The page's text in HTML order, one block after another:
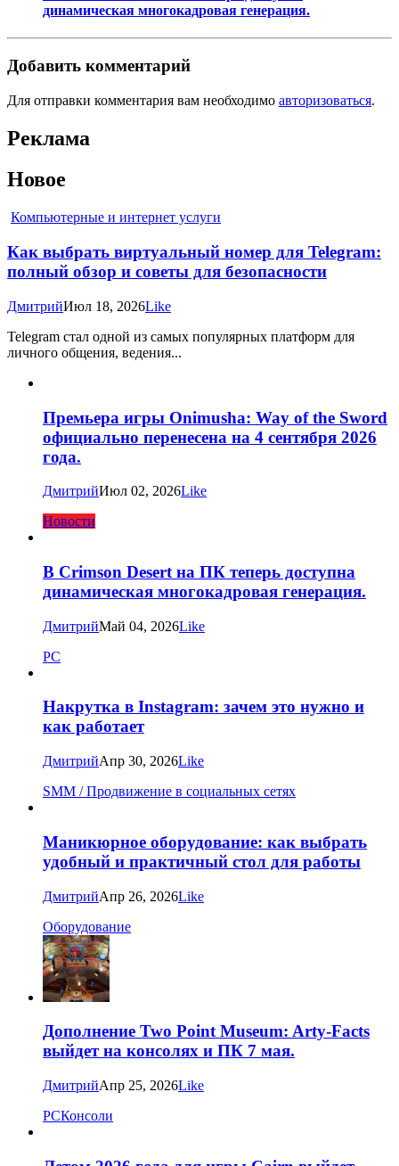
динамическая многокадровая генерация.
Добавить комментарий
Для отправки комментария вам необходимо авторизоваться.
Реклама
Новое
Компьютерные и интернет услуги
Как выбрать виртуальный номер для Telegram:
полный обзор и советы для безопасности
ДмитрийИюл 18, 2026Like
Telegram стал одной из самых популярных платформ для
личного общения, ведения...
Премьера игры Onimusha: Way of the Sword
официально перенесена на 4 сентября 2026
года.
ДмитрийИюл 02, 2026Like
Новости
В Crimson Desert на ПК теперь доступна
динамическая многокадровая генерация.
ДмитрийМай 04, 2026Like
PC
Накрутка в Instagram: зачем это нужно и
как работает
ДмитрийАпр 30, 2026Like
SMM / Продвижение в социальных сетях
Маникюрное оборудование: как выбрать
удобный и практичный стол для работы
ДмитрийАпр 26, 2026Like
Оборудование
Дополнение Two Point Museum: Arty-Facts
выйдет на консолях и ПК 7 мая.
ДмитрийАпр 25, 2026Like
PCКонсоли